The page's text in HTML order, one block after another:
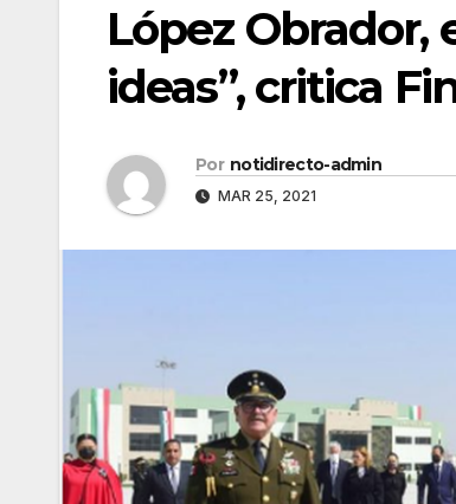
López Obrador,
ideas”, critica
Por notidirecto-admin
MAR 25, 2021